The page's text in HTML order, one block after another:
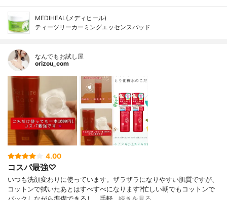
MEDIHEAL(メディヒール)
ティーツリーカーミングエッセンスパッド
なんでもお試し屋
orizou_com
4.00
コスパ最強♡
いつも洗顔変わりに使っています。ザラザラになりやすい肌質ですが、
コットンで拭いたあとはすべすべになります?忙しい朝でもコットンで